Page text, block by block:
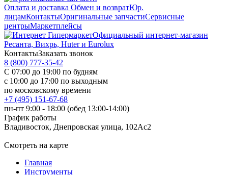
Оплата и доставка Обмен и возвратЮр.
лицамКонтактыОригинальные запчастиСервисные
центрыМаркетплейсы
Официальный интернет-магазин
Ресанта, Вихрь, Huter и Eurolux
КонтактыЗаказать звонок
8 (800) 777-35-42
С 07:00 до 19:00 по будням
с 10:00 до 17:00 по выходным
по московскому времени
+7 (495) 151-67-68
пн-пт 9:00 - 18:00 (обед 13:00-14:00)
График работы
Владивосток, Днепровская улица, 102Ас2
Смотреть на карте
Главная
Инструменты